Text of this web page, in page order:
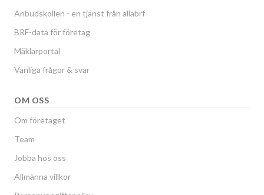
Anbudskollen - en tjänst från allabrf
BRF-data för företag
Mäklarportal
Vanliga frågor & svar
OM OSS
Om företaget
Team
Jobba hos oss
Allmänna villkor